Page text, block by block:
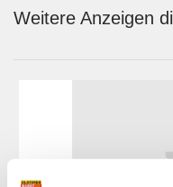
Weitere Anzeigen